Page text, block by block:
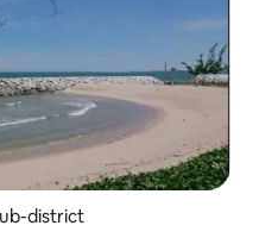
district